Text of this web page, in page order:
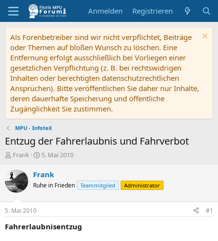
Anmelden Registrieren
Als Forenbetreiber sind wir nicht verpflichtet, Beiträge
oder Themen auf bloßen Wunsch zu löschen. Eine
Entfernung erfolgt ausschließlich bei Vorliegen einer
gesetzlichen Verpflichtung (z. B. bei rechtswidrigen
Inhalten oder berechtigten datenschutzrechtlichen
Ansprüchen). Bitte veröffentlichen Sie daher nur Inhalte,
deren dauerhafte Speicherung und öffentliche
Zugänglichkeit Sie zustimmen.
MPU - Infoteil
Entzug der Fahrerlaubnis und Fahrverbot
E
s
t
e
l
e
r
Frank
E
s
e
t
a
5. Mai 2010
Frank
Ruhe in Frieden Teammitglied Administrator
5. Mai 2010 #1
Fahrerlaubnisentzug